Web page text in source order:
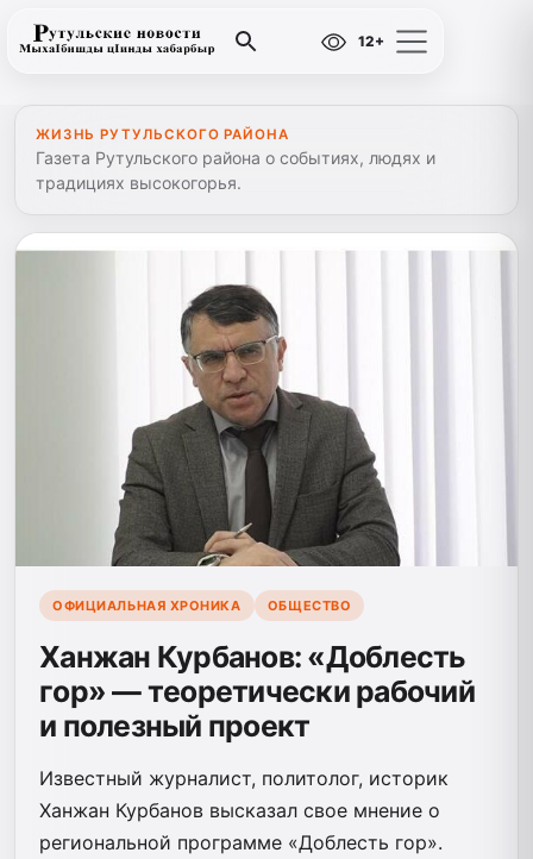
12+
ЖИЗНЬ РУТУЛЬСКОГО РАЙОНА
Газета Рутульского района о событиях, людях и
традициях высокогорья.
ОФИЦИАЛЬНАЯ ХРОНИКА ОБЩЕСТВО
Ханжан Курбанов: «Доблесть
гор» — теоретически рабочий
и полезный проект
Известный журналист, политолог, историк
Ханжан Курбанов высказал свое мнение о
региональной программе «Доблесть гор».